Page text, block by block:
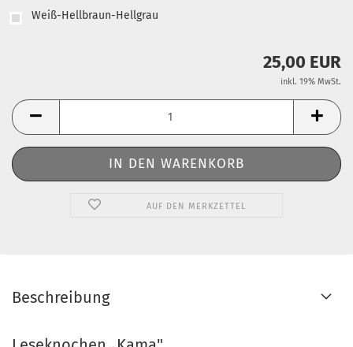
Weiß-Hellbraun-Hellgrau
25,00 EUR
inkl. 19% MwSt.
AUF DEN MERKZETTEL
Beschreibung